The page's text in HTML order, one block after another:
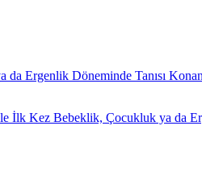
Ergenlik Döneminde Tanısı
İlk Kez Bebeklik, Çocukluk ya da